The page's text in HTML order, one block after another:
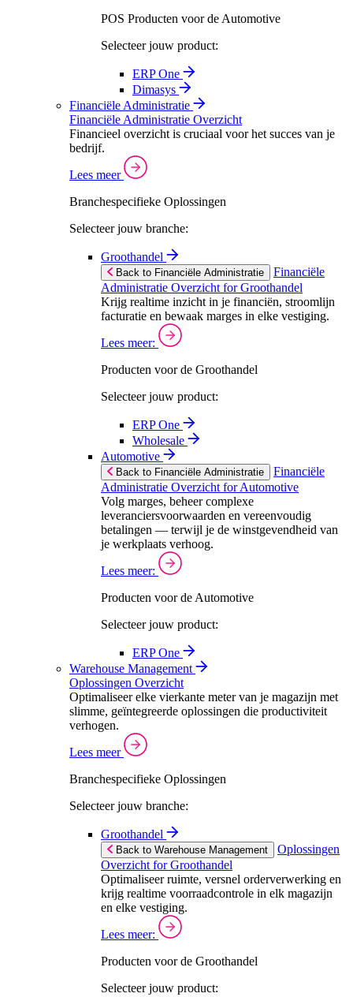
POS Producten voor de Automotive
Selecteer jouw product:
ERP One
Dimasys
Financiële Administratie
Financiële Administratie Overzicht
Financieel overzicht is cruciaal voor het succes van je
bedrijf.
Lees meer
Branchespecifieke Oplossingen
Selecteer jouw branche:
Groothandel
Back to Financiële Administratie
Financiële
Administratie Overzicht for Groothandel
Krijg realtime inzicht in je financiën, stroomlijn
facturatie en bewaak marges in elke vestiging.
Lees meer:
Producten voor de Groothandel
Selecteer jouw product:
ERP One
Wholesale
Automotive
Back to Financiële Administratie
Financiële
Administratie Overzicht for Automotive
Volg marges, beheer complexe
leveranciersvoorwaarden en vereenvoudig
betalingen — terwijl je de winstgevendheid van
je werkplaats verhoog.
Lees meer:
Producten voor de Automotive
Selecteer jouw product:
ERP One
Warehouse Management
Oplossingen Overzicht
Optimaliseer elke vierkante meter van je magazijn met
slimme, geïntegreerde oplossingen die productiviteit
verhogen.
Lees meer
Branchespecifieke Oplossingen
Selecteer jouw branche:
Groothandel
Back to Warehouse Management
Oplossingen
Overzicht for Groothandel
Optimaliseer ruimte, versnel orderverwerking en
krijg realtime voorraadcontrole in elk magazijn
en elke vestiging.
Lees meer:
Producten voor de Groothandel
Selecteer jouw product: